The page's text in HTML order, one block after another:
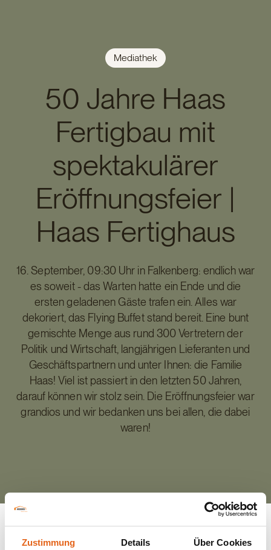
Zustimmung Details Über Cookies
Mediathek
50 Jahre Haas
Fertigbau mit
spektakulärer
Eröffnungsfeier |
Haas Fertighaus
16. September, 09:30 Uhr in Falkenberg: endlich war
es soweit - das Warten hatte ein Ende und die
ersten geladenen Gäste trafen ein. Alles war
dekoriert, das Flying Buffet stand bereit. Eine bunt
gemischte Menge aus rund 300 Vertretern der
Politik und Wirtschaft, langjährigen Lieferanten und
Geschäftspartnern und unter Ihnen: die Familie
Haas! Viel ist passiert in den letzten 50 Jahren,
darauf können wir stolz sein. Die Eröffnungsfeier war
grandios und wir bedanken uns bei allen, die dabei
waren!